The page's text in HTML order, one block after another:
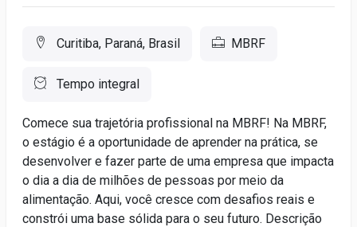
Curitiba, Paraná, Brasil MBRF
Tempo integral
Comece sua trajetória profissional na MBRF! Na MBRF,
o estágio é a oportunidade de aprender na prática, se
desenvolver e fazer parte de uma empresa que impacta
o dia a dia de milhões de pessoas por meio da
alimentação. Aqui, você cresce com desafios reais e
constrói uma base sólida para o seu futuro. Descrição